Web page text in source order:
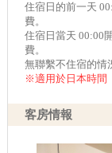
住宿日的前一天
費。
住宿日當天 00:00
費。
無聯繫不住宿的情
※適用於日本時間
客房情報